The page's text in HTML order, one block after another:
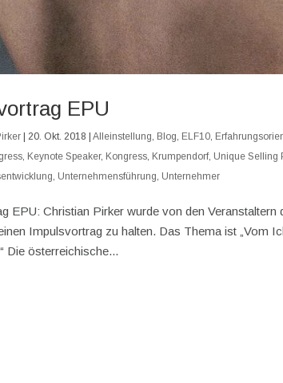
EPU
| 20. Okt. 2018 |Alleinstellung Blog ELF10
Keynote Speaker, Kongress Krumpendorf, Unique Selling
Unternehmensführung Unternehmer
EPU: Christian Pirker wurde von den
Impulsvortrag zu halten. Das Thema ist „Vom
Die österreichische...